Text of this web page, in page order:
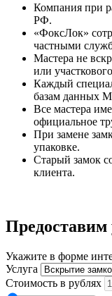
Компания при
РФ.
«ФоксЛок»
частными
Мастера не
или
Каждый
базам данных
Все мастера
официальное
При замене
упаковке.
Старый замок
клиента.
Предоставим
Укажите в форме
Услуга
Стоимость в рублях